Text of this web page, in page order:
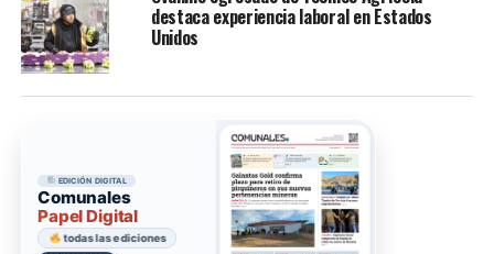
destaca experiencia laboral en Estados
Unidos
EDICIÓN DIGITAL
Comunales
Papel Digital
todas las ediciones